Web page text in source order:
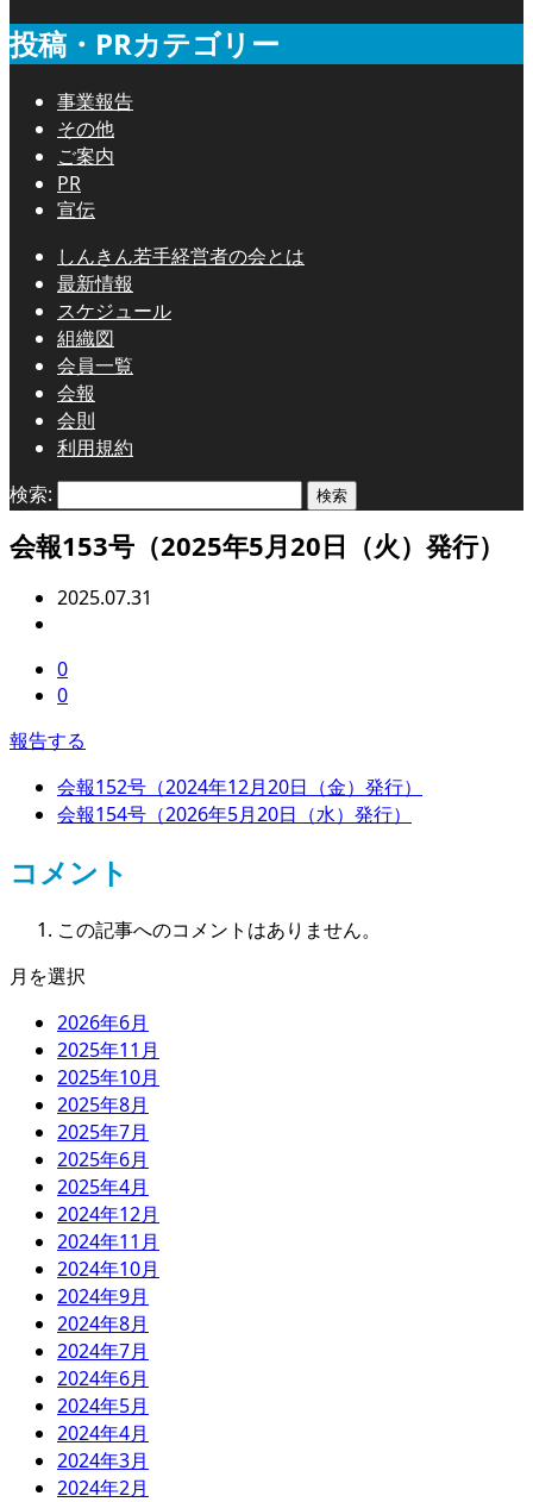
投稿・PRカテゴリー
事業報告
その他
ご案内
PR
宣伝
しんきん若手経営者の会とは
最新情報
スケジュール
組織図
会員一覧
会報
会則
利用規約
検索:
会報153号（2025年5月20日（火）発行）
2025.07.31
0
0
報告する
会報152号（2024年12月20日（金）発行）
会報154号（2026年5月20日（水）発行）
コメント
この記事へのコメントはありません。
月を選択
2026年6月
2025年11月
2025年10月
2025年8月
2025年7月
2025年6月
2025年4月
2024年12月
2024年11月
2024年10月
2024年9月
2024年8月
2024年7月
2024年6月
2024年5月
2024年4月
2024年3月
2024年2月